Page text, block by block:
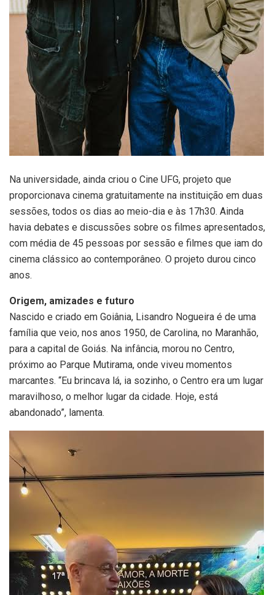
Na universidade, ainda criou o Cine UFG, projeto que
proporcionava cinema gratuitamente na instituição em duas
sessões, todos os dias ao meio-dia e às 17h30. Ainda
havia debates e discussões sobre os filmes apresentados,
com média de 45 pessoas por sessão e filmes que iam do
cinema clássico ao contemporâneo. O projeto durou cinco
anos.
Origem, amizades e futuro
Nascido e criado em Goiânia, Lisandro Nogueira é de uma
família que veio, nos anos 1950, de Carolina, no Maranhão,
para a capital de Goiás. Na infância, morou no Centro,
próximo ao Parque Mutirama, onde viveu momentos
marcantes. “Eu brincava lá, ia sozinho, o Centro era um lugar
maravilhoso, o melhor lugar da cidade. Hoje, está
abandonado”, lamenta.